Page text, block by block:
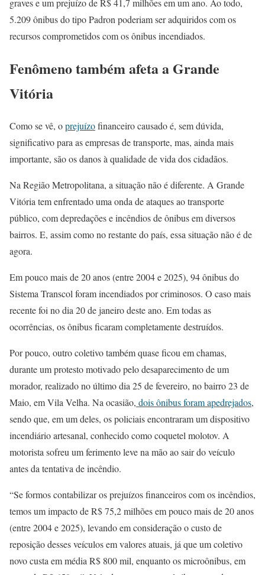
graves e um prejuízo de R$ 41,7 milhões em um ano. Ao todo,
5.209 ônibus do tipo Padron poderiam ser adquiridos com os
recursos comprometidos com os ônibus incendiados.
Fenômeno também afeta a Grande
Vitória
Como se vê, oprejuízofinanceiro causado é, sem dúvida,
significativo para as empresas de transporte, mas, ainda mais
importante, são os danos à qualidade de vida dos cidadãos.
Na Região Metropolitana, a situação não é diferente. A Grande
Vitória tem enfrentado uma onda de ataques ao transporte
público, com depredações e incêndios de ônibus em diversos
bairros. E, assim como no restante do país, essa situação não é de
agora.
Em pouco mais de 20 anos (entre 2004 e 2025), 94 ônibus do
Sistema Transcol foram incendiados por criminosos. O caso mais
recente foi no dia 20 de janeiro deste ano. Em todas as
ocorrências, os ônibus ficaram completamente destruídos.
Por pouco, outro coletivo também quase ficou em chamas,
durante um protesto motivado pelo desaparecimento de um
morador, realizado no último dia 25 de fevereiro, no bairro 23 de
Maio, em Vila Velha. Na ocasião, dois ônibus foram apedrejados,
sendo que, em um deles, os policiais encontraram um dispositivo
incendiário artesanal, conhecido como coquetel molotov. A
motorista sofreu um ferimento leve na mão ao sair do veículo
antes da tentativa de incêndio.
“Se formos contabilizar os prejuízos financeiros com os incêndios,
temos um impacto de R$ 75,2 milhões em pouco mais de 20 anos
(entre 2004 e 2025), levando em consideração o custo de
reposição desses veículos em valores atuais, já que um coletivo
novo custa em média R$ 800 mil, enquanto os microônibus, em